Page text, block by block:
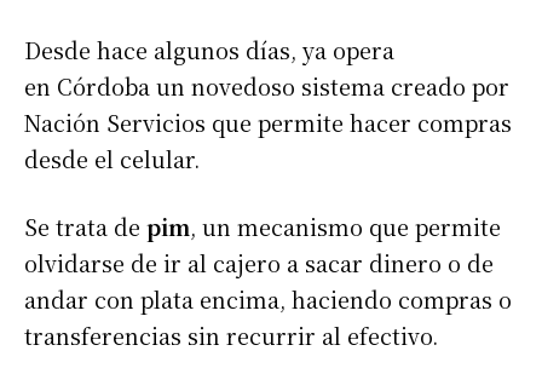
Desde hace algunos días, ya opera
en Córdoba un novedoso sistema creado por
Nación Servicios que permite hacer compras
desde el celular.
Se trata de pim, un mecanismo que permite
olvidarse de ir al cajero a sacar dinero o de
andar con plata encima, haciendo compras o
transferencias sin recurrir al efectivo.